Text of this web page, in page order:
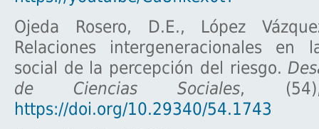
Ojeda Rosero, D.E., López
Relaciones intergeneracionales en
social de la percepción del riesgo.
de Ciencias Sociales, (54),
https://doi.org/10.29340/54.1743